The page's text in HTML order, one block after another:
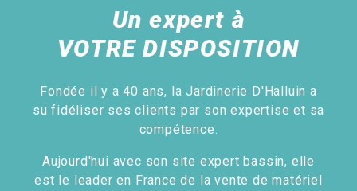
Un expert à
VOTRE DISPOSITION
Fondée il y a 40 ans, la Jardinerie D'Halluin a
su fidéliser ses clients par son expertise et sa
compétence.
Aujourd'hui avec son site expert bassin, elle
est le leader en France de la vente de matériel